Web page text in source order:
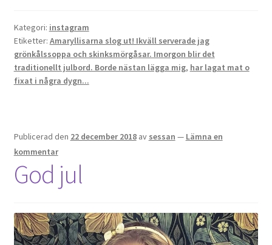
Kategori: instagram
Etiketter: Amaryllisarna slog ut! Ikväll serverade jag
grönkålssoppa och skinksmörgåsar. Imorgon blir det
traditionellt julbord. Borde nästan lägga mig, har lagat mat o
fixat i några dygn...
Publicerad den 22 december 2018 av sessan — Lämna en
kommentar
God jul